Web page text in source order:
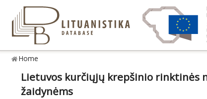
Home
Lietuvos kurčiųjų krepšinio rinktinės
žaidynėms